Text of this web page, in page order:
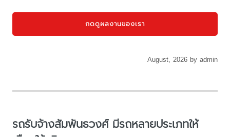
กดดูผลงานของเรา
August, 2026 by admin
รถรับจ้างสัมพันธวงศ์ มีรถหลายประเภทให้